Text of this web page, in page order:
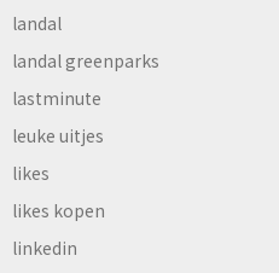
landal
landal greenparks
lastminute
leuke uitjes
likes
likes kopen
linkedin